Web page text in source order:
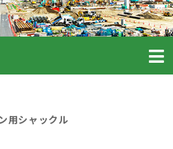
用シャックル